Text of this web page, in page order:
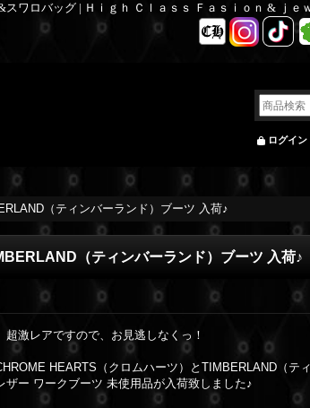
ワロバッグ | Ｈｉｇｈ Ｃｌａｓｓ Ｆａｓｉｏｎ & ｊ
ログイン
（ティンバーランド）ブーツ 入荷♪
（ティンバーランド）ブーツ 入荷♪
激レアですので、お見逃しなくっ！
HEARTS（クロムハーツ）とTIMBERLAND（ティ
ザー ワークブーツ 未使用品が入荷致しました♪